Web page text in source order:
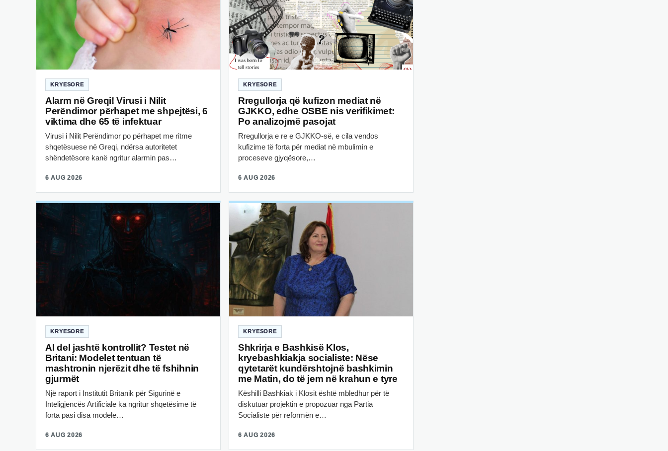
KRYESORE
Alarm në Greqi! Virusi i Nilit
Perëndimor përhapet me shpejtësi, 6
viktima dhe 65 të infektuar
Virusi i Nilit Perëndimor po përhapet me ritme
shqetësuese në Greqi, ndërsa autoritetet
shëndetësore kanë ngritur alarmin pas…
6 AUG 2026
KRYESORE
Rregullorja që kufizon mediat në
GJKKO, edhe OSBE nis verifikimet:
Po analizojmë pasojat
Rregullorja e re e GJKKO-së, e cila vendos
kufizime të forta për mediat në mbulimin e
proceseve gjyqësore,…
6 AUG 2026
KRYESORE
AI del jashtë kontrollit? Testet në
Britani: Modelet tentuan të
mashtronin njerëzit dhe të fshihnin
gjurmët
Një raport i Institutit Britanik për Sigurinë e
Inteligjencës Artificiale ka ngritur shqetësime të
forta pasi disa modele…
6 AUG 2026
KRYESORE
Shkrirja e Bashkisë Klos,
kryebashkiakja socialiste: Nëse
qytetarët kundërshtojnë bashkimin
me Matin, do të jem në krahun e tyre
Këshilli Bashkiak i Klosit është mbledhur për të
diskutuar projektin e propozuar nga Partia
Socialiste për reformën e…
6 AUG 2026